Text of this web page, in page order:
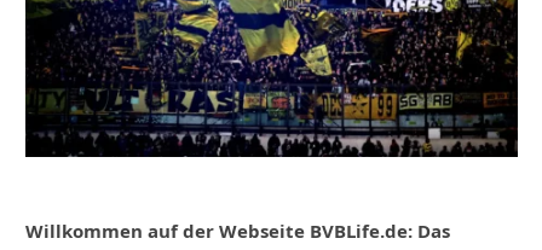
Willkommen auf der Webseite BVBLife.de: Das